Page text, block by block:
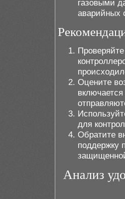
газовыми
аварийных
Оцените
для
Обратите
поддержку
Анализ